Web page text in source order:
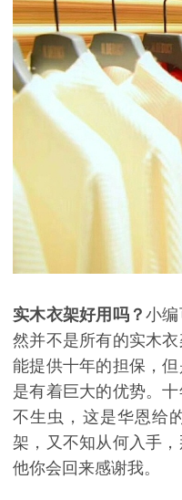
实木衣架好用吗？小
然并不是所有的实木
能提供十年的担保，
是有着巨大的优势。
不生虫，这是华恩给
架，又不知从何入手
他你会回来感谢我。